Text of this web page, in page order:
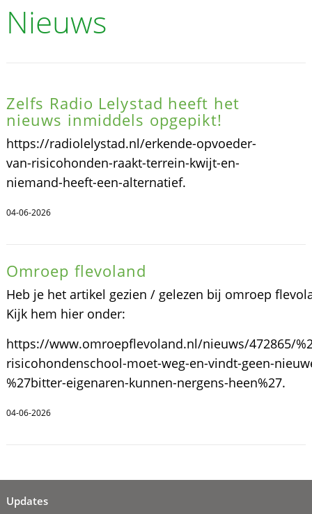
Nieuws
Zelfs Radio Lelystad heeft het
nieuws inmiddels opgepikt!
https://radiolelystad.nl/erkende-opvoeder-
van-risicohonden-raakt-terrein-kwijt-en-
niemand-heeft-een-alternatief.
04-06-2026
Omroep flevoland
Heb je het artikel gezien / gelezen bij omroep
Kijk hem hier onder:
https://www.omroepflevoland.nl/nieuws/472865/
risicohondenschool-moet-weg-en-vindt-geen-
%27bitter-eigenaren-kunnen-nergens-heen%27.
04-06-2026
Updates